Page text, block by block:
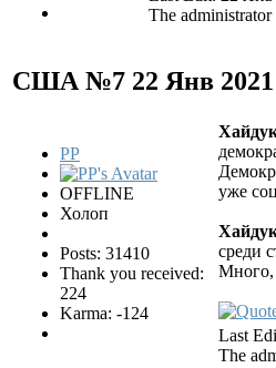
The administrator
США №7 22 Янв
PP
OFFLINE
Холоп
Posts: 31410
Thank you received:
224
Karma: -124
уже
среди
Много,
Last
The